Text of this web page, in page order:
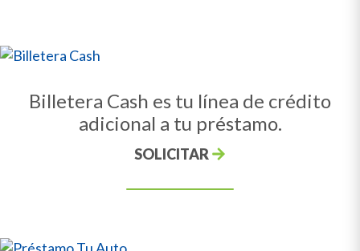
Billetera Cash es tu línea de crédito
adicional a tu préstamo.
SOLICITAR